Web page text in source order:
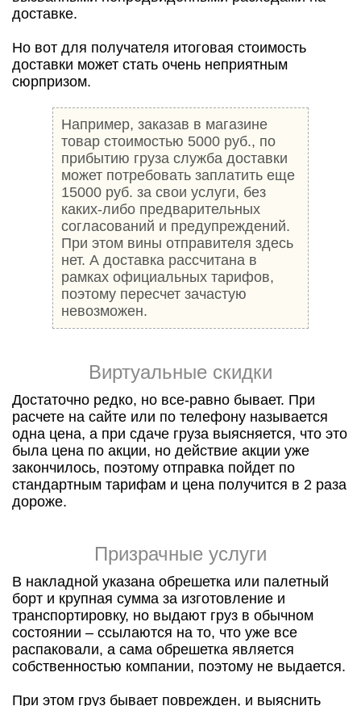
доставке.
Но вот для получателя итоговая стоимость
доставки может стать очень неприятным
сюрпризом.
Например, заказав в магазине
товар стоимостью 5000 руб., по
прибытию груза служба доставки
может потребовать заплатить еще
15000 руб. за свои услуги, без
каких-либо предварительных
согласований и предупреждений.
При этом вины отправителя здесь
нет. А доставка рассчитана в
рамках официальных тарифов,
поэтому пересчет зачастую
невозможен.
Виртуальные скидки
Достаточно редко, но все-равно бывает. При
расчете на сайте или по телефону называется
одна цена, а при сдаче груза выясняется, что это
была цена по акции, но действие акции уже
закончилось, поэтому отправка пойдет по
стандартным тарифам и цена получится в 2 раза
дороже.
Призрачные услуги
В накладной указана обрешетка или палетный
борт и крупная сумма за изготовление и
транспортировку, но выдают груз в обычном
состоянии – ссылаются на то, что уже все
распаковали, а сама обрешетка является
собственностью компании, поэтому не выдается.
При этом груз бывает поврежден, и выяснить